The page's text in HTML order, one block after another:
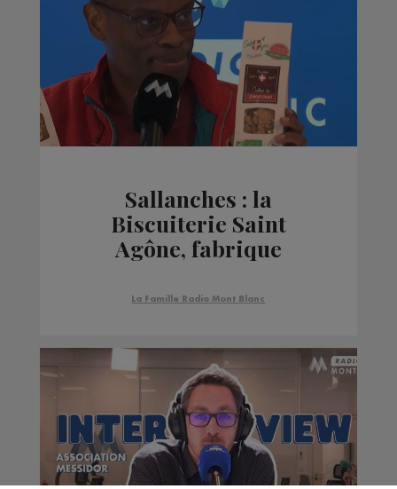
Sallanches : la
Biscuiterie Saint
Agône, fabrique
biscuits.
La Famille Radio Mont Blanc